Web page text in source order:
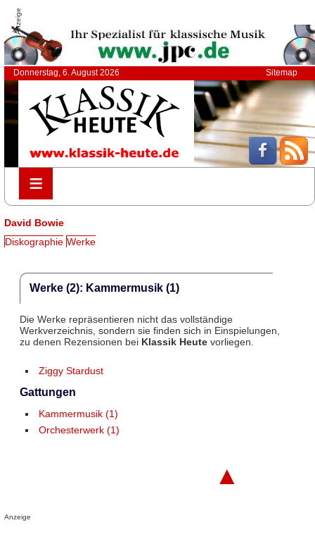
Anzeige
Donnerstag, 6. August 2026 Sitemap
≡
≡
David Bowie
Diskographie Werke
Werke (2): Kammermusik (1)
Die Werke repräsentieren nicht das vollständige
Werkverzeichnis, sondern sie finden sich in Einspielungen,
zu denen Rezensionen bei Klassik Heutevorliegen.
Ziggy Stardust
Gattungen
Kammermusik (1)
Orchesterwerk (1)
▲
Anzeige